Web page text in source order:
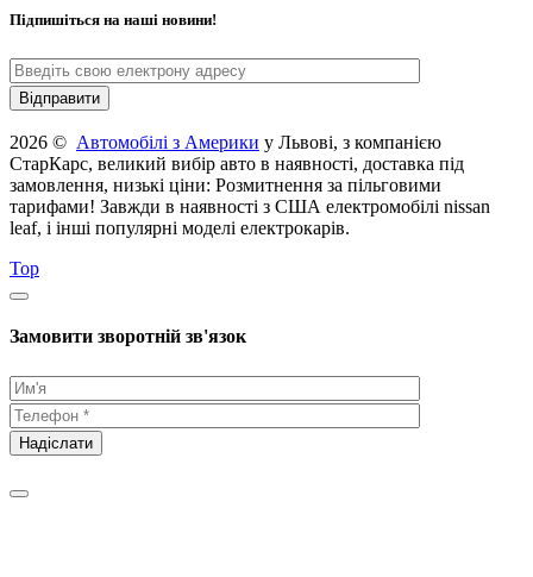
Підпишіться на наші новини!
2026 © Автомобілі з Америки у Львові, з компанією
СтарКарс, великий вибір авто в наявності, доставка під
замовлення, низькі ціни: Розмитнення за пільговими
тарифами! Завжди в наявності з США електромобілі nissan
leaf, і інші популярні моделі електрокарів.
Top
Замовити зворотній зв'язок